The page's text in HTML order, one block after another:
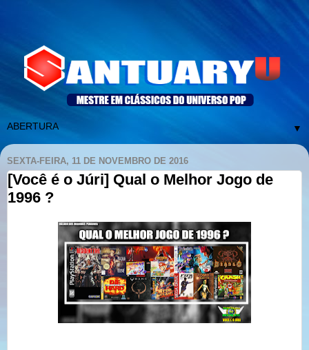
▼
SEXTA-FEIRA, 11 DE NOVEMBRO DE 2016
[Você é o Júri] Qual o Melhor Jogo de
1996 ?